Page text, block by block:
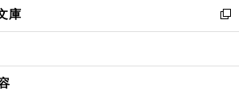
く
で
開
ド
ウ
開
ィ
ン
ウ
い
ウ
ン
庫
新
し
ウ